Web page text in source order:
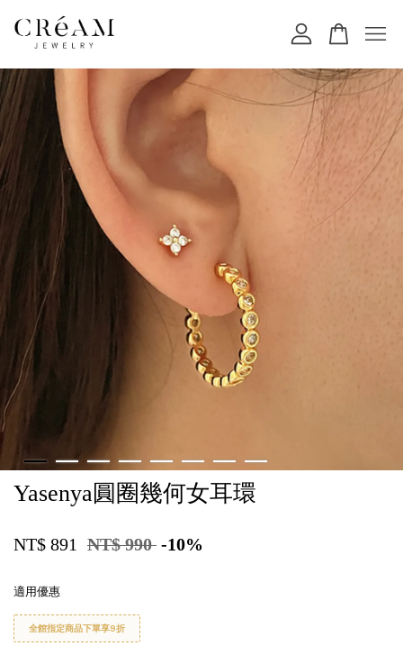
Yasenya圓圈幾何女耳環
NT$ 891 NT$ 990 -10%
適用優惠
全館指定商品下單享9折
您的購物車目前還是空的。